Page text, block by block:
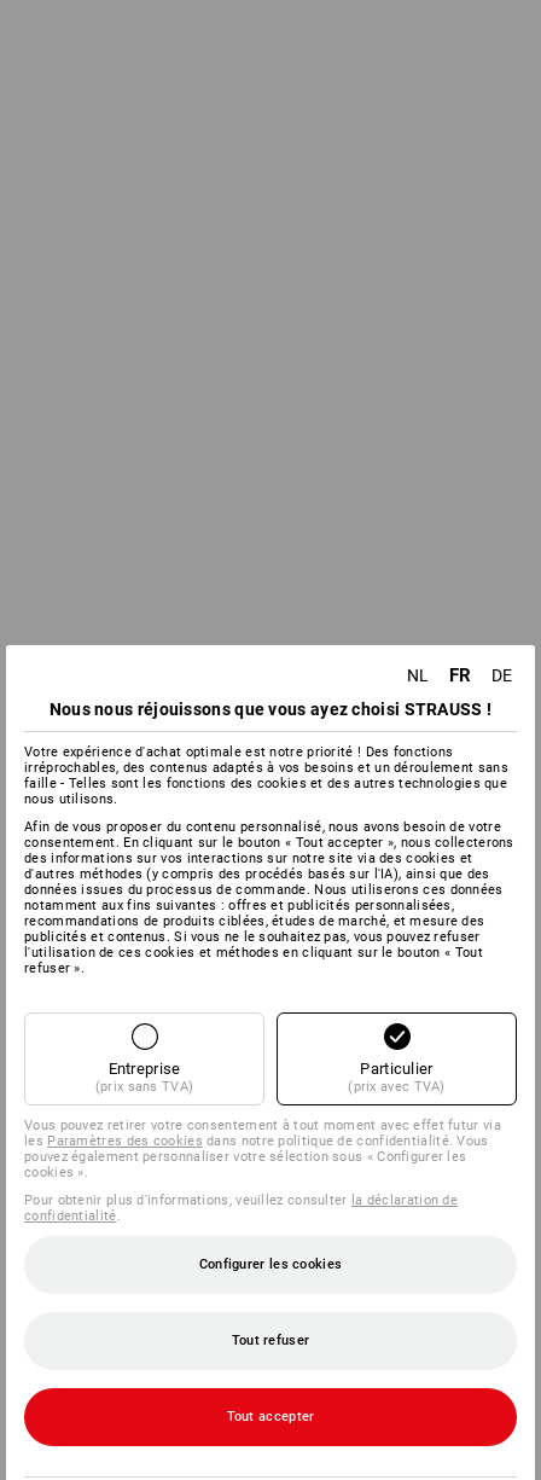
NL FR
DE
Nous nous réjouissons que vous ayez choisi STRAUSS !
Votre expérience d'achat optimale est notre priorité ! Des fonctions
irréprochables, des contenus adaptés à vos besoins et un déroulement sans
faille - Telles sont les fonctions des cookies et des autres technologies que
nous utilisons.
Afin de vous proposer du contenu personnalisé, nous avons besoin de votre
consentement. En cliquant sur le bouton « Tout accepter », nous collecterons
des informations sur vos interactions sur notre site via des cookies et
d'autres méthodes (y compris des procédés basés sur l'IA), ainsi que des
données issues du processus de commande. Nous utiliserons ces données
notamment aux fins suivantes : offres et publicités personnalisées,
recommandations de produits ciblées, études de marché, et mesure des
publicités et contenus. Si vous ne le souhaitez pas, vous pouvez refuser
l'utilisation de ces cookies et méthodes en cliquant sur le bouton « Tout
refuser ».
Entreprise
(prix sans TVA)
Particulier
(prix avec TVA)
Vous pouvez retirer votre consentement à tout moment avec effet futur via
les Paramètres des cookies dans notre politique de confidentialité. Vous
pouvez également personnaliser votre sélection sous « Configurer les
cookies ».
Pour obtenir plus d'informations, veuillez consulter la déclaration de
confidentialité
Configurer les cookies
Tout refuser
Tout accepter